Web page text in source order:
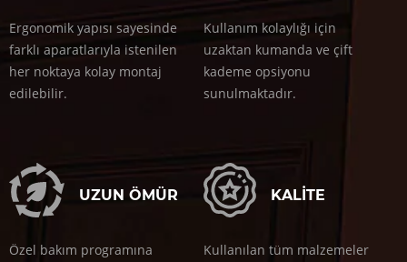
Ergonomik yapısı sayesinde
farklı aparatlarıyla istenilen
her noktaya kolay montaj
edilebilir.
Kullanım kolaylığı için
uzaktan kumanda ve çift
kademe opsiyonu
sunulmaktadır.
UZUN ÖMÜR
Özel bakım programına
KALİTE
Kullanılan tüm malzemeler